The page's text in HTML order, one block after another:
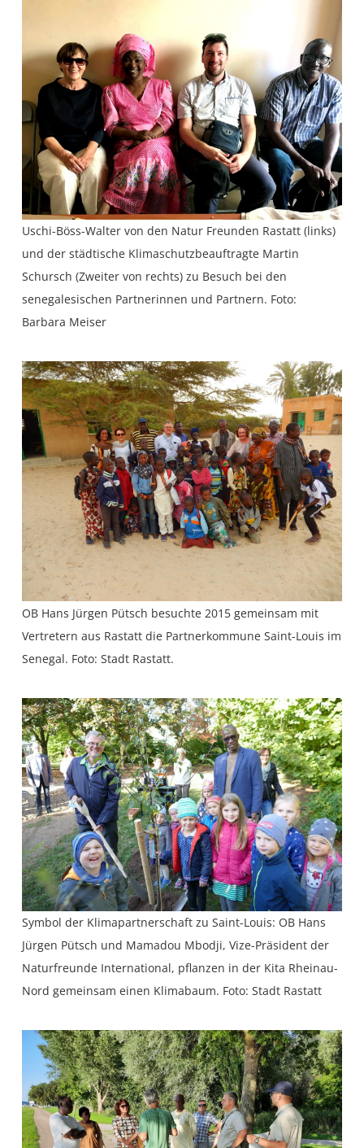
Uschi-Böss-Walter von den Natur Freunden Rastatt (links)
und der städtische Klimaschutzbeauftragte Martin
Schursch (Zweiter von rechts) zu Besuch bei den
senegalesischen Partnerinnen und Partnern. Foto:
Barbara Meiser
OB Hans Jürgen Pütsch besuchte 2015 gemeinsam mit
Vertretern aus Rastatt die Partnerkommune Saint-Louis im
Senegal. Foto: Stadt Rastatt.
Symbol der Klimapartnerschaft zu Saint-Louis: OB Hans
Jürgen Pütsch und Mamadou Mbodji, Vize-Präsident der
Naturfreunde International, pflanzen in der Kita Rheinau-
Nord gemeinsam einen Klimabaum. Foto: Stadt Rastatt